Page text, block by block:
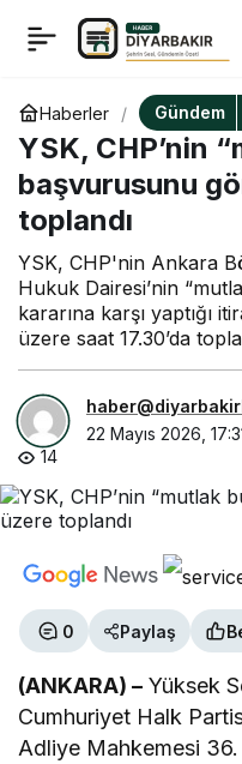
Haberler Gündem
YSK, CHP’nin
başvurusunu
toplandı
YSK, CHP'nin Ankara
Hukuk Dairesi’nin
kararına karşı yaptığı
üzere saat 17.30’da
22 Mayıs 2026,
14
0 Paylaş
(ANKARA) – Yüksek
Cumhuriyet Halk
Adliye Mahkemesi 36.
Kılıçdaroğlu’nun basın
danışmanı Sönmez:
“Kılıçdaroğlu’nun görevi
mahkeme kararıyla
başladı”